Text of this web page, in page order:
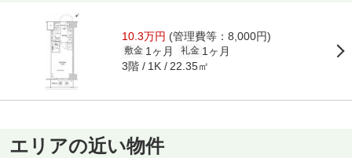
10.3万円 (管理費等：8,000円)
敷金 1ヶ月 礼金 1ヶ月
3階 1K 22.35㎡
エリアの近い物件